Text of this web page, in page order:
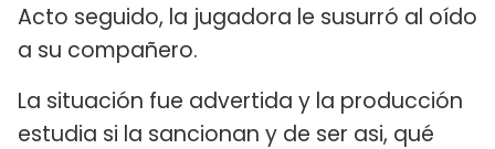
Acto seguido, la jugadora le susurró al oído
a su compañero.
La situación fue advertida y la producción
estudia si la sancionan y de ser asi, qué